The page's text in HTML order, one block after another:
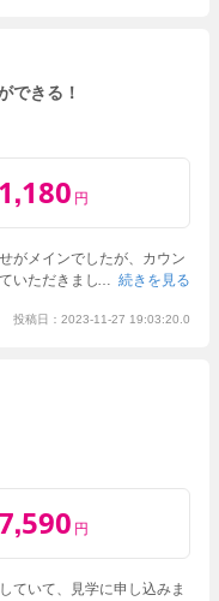
す。
り、特にウェディングケー
テムの形にして作っていた
ても好評の声を沢山いただ
できる！
1,180 円
がメインでしたが、カウン
いただきました。北海道神
した。 また新郎新婦でダン
ートビュッフェにしました
す。
続きを見る
投稿日：2023-11-27 19:03:20.0
,590 円
ていて、見学に申し込みま